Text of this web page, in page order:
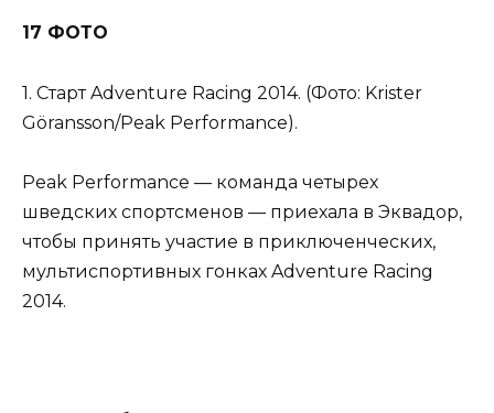
17 ФОТО
1. Старт Adventure Racing 2014. (Фото: Krister
Göransson/Peak Performance).
Peak Performance — команда четырех
шведских спортсменов — приехала в Эквадор,
чтобы принять участие в приключенческих,
мультиспортивных гонках Adventure Racing
2014.